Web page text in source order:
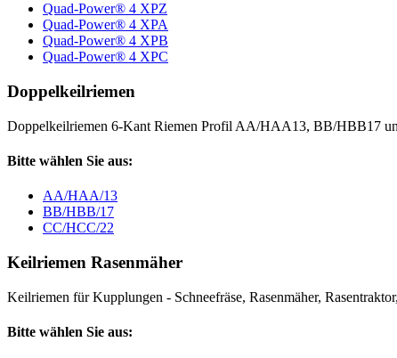
Quad-Power® 4 XPZ
Quad-Power® 4 XPA
Quad-Power® 4 XPB
Quad-Power® 4 XPC
Doppelkeilriemen
Doppelkeilriemen 6-Kant Riemen Profil AA/HAA13, BB/HBB17
Bitte wählen Sie aus:
AA/HAA/13
BB/HBB/17
CC/HCC/22
Keilriemen Rasenmäher
Keilriemen für Kupplungen - Schneefräse, Rasenmäher,
Bitte wählen Sie aus: